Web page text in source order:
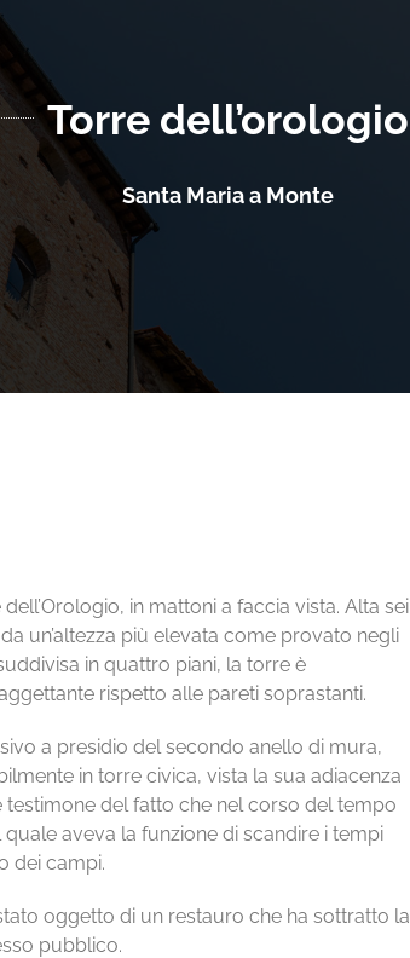
Torre dell’orologio
Santa Maria a Monte
in mattoni a faccia vista. Alta sei
un’altezza più elevata come provato negli
in quattro piani, la torre è
rispetto alle pareti soprastanti.
a presidio del secondo anello di mura,
in torre civica, vista la sua adiacenza
del fatto che nel corso del tempo
aveva la funzione di scandire i tempi
dei campi.
oggetto di un restauro che ha sottratto la
pubblico.